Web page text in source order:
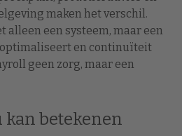
maken het verschil.
een systeem, maar een
en continuïteit
geen zorg, maar een
kan betekenen